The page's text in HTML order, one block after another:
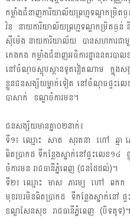
កម្លាំងជំនាញការិយាល័យព្រហ្មទណ្ឌកម្
វ៉ន នាយការិយាល័យព្រហ្មទណ្ឌកម្រិតធ្ង
ស៉ីម៉េង នាយការិយាល័យ បានសហការជាមួ
កេងកង កម្លាំងជំនាញអធិការដ្ឋាននគរបា
នៅចំណុចស្តុបស្ថានទូតវៀតណាម ក្នុងសង្
ខ្លួនជនសង្ស័យម្នាក់ទៀត នៅចំណុចផ្ទះលេ
បាសាក់ ខណ្ឌចំការមន។
ជនសង្ស័យមានគ្នា០២នាក់៖
ទី១៖ ឈ្មោះ សាត សុរតនា ហៅ ឆ្មា ភេ
ពិតប្រាកដ ទីកន្លែងស្នាក់នៅផ្ទះលេខ១៤
ចំការមន រាជធានីភ្នំពេញ (ជនដៃដល់)។
ទី២៖ ឈ្មោះ មាស ភារម្យ ហៅ ពកក ភ
មុខរបរមិនពិតប្រាកដ ទីកន្លែងស្នាក់នៅ ផ្
ខណ្ឌសែនសុខ រាជធានីភ្នំពេញ (បិទគូទ)។